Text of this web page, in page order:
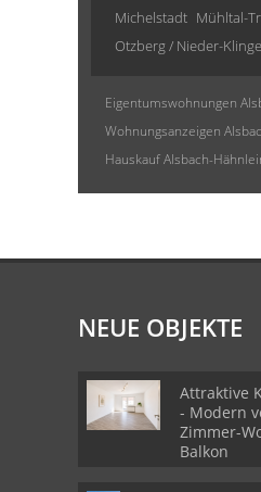
Michelstadt Mühltal-
Otzberg / Nieder-
Eigentumswohnungen
Wohnungsanzeigen
Hauskauf Alsbach-
NEUE OBJEKTE
Attraktive
- Modern
Zimmer-
Balkon